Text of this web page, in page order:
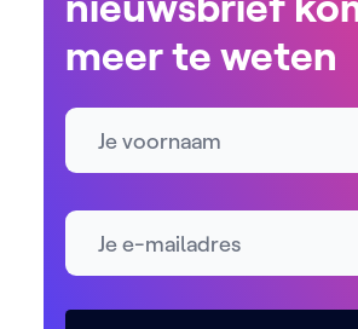
meer te weten
Naam
E-mailadres *